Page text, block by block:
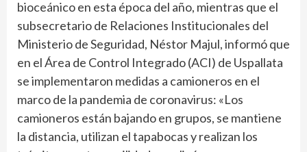
bioceánico en esta época del año, mientras que el
subsecretario de Relaciones Institucionales del
Ministerio de Seguridad, Néstor Majul, informó que
en el Área de Control Integrado (ACI) de Uspallata
se implementaron medidas a camioneros en el
marco de la pandemia de coronavirus: «Los
camioneros están bajando en grupos, se mantiene
la distancia, utilizan el tapabocas y realizan los